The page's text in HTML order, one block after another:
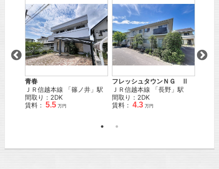
青春
ＪＲ信越本線 「篠ノ井 」駅
間取り：2DK
賃料： 5.5 万円
フレッシュタウンＮＧ Ⅱ
ＪＲ信越本線 「長野 」駅
間取り：2DK
賃料： 4.3 万円